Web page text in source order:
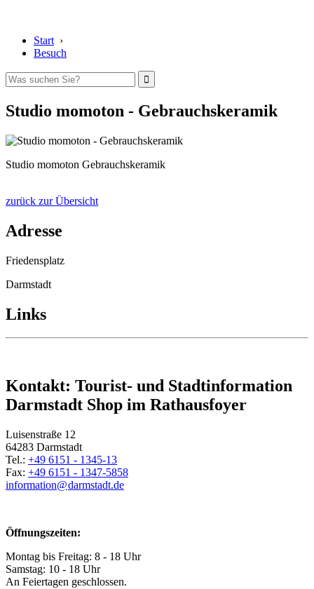
Start ›
Besuch
Studio momoton - Gebrauchskeramik
Studio momoton Gebrauchskeramik
zurück zur Übersicht
Adresse
Friedensplatz
Darmstadt
Links
Kontakt: Tourist- und Stadtinformation
Darmstadt Shop im Rathausfoyer
Luisenstraße 12
64283 Darmstadt
Tel.: +49 6151 - 1345-13
Fax: +49 6151 - 1347-5858
information@darmstadt.de
Öffnungszeiten:
Montag bis Freitag: 8 - 18 Uhr
Samstag: 10 - 18 Uhr
An Feiertagen geschlossen.